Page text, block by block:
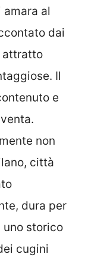
al
dai
attratto
Il
e
non
città
dura per
uno storico
cugini